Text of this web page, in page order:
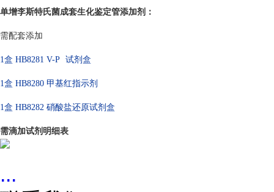
单增李斯特氏菌成套生化鉴定管添加剂：
需配套添加
1盒 HB8281 V-P 试剂盒
1盒 HB8280 甲基红指示剂
1盒 HB8282 硝酸盐还原试剂盒
需滴加试剂明细表
...